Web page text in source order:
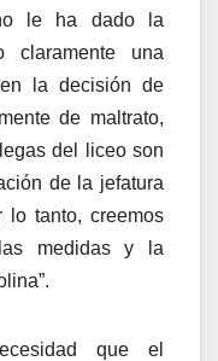
le ha dado la
claramente una
la decisión de
de maltrato,
del liceo son
de la jefatura
tanto, creemos
medidas y la
que el